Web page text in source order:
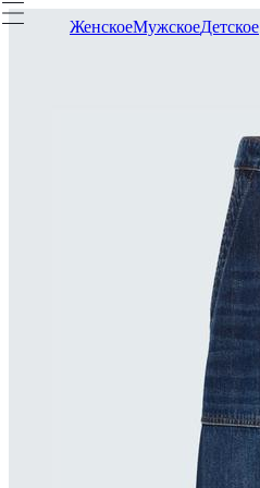
ЖенскоеМужскоеДетское